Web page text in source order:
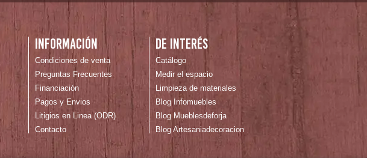
Información
Condiciones de venta
Preguntas Frecuentes
Financiación
Pagos y Envios
Litigios en Linea (ODR)
Contacto
De interés
Catálogo
Medir el espacio
Limpieza de materiales
Blog Infomuebles
Blog Mueblesdeforja
Blog Artesaniadecoracion